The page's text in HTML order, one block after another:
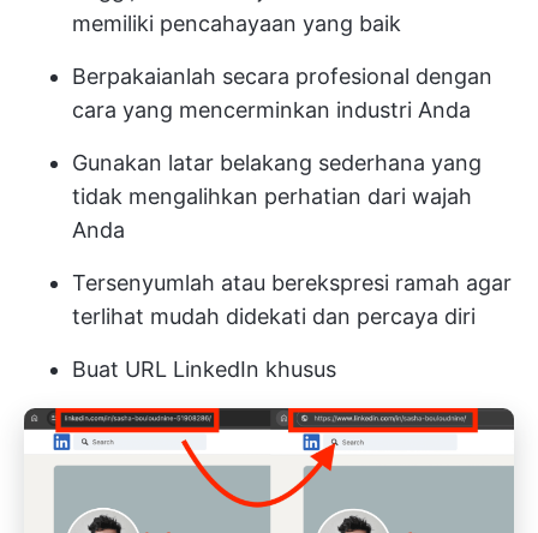
memiliki pencahayaan yang baik
Berpakaianlah secara profesional dengan
cara yang mencerminkan industri Anda
Gunakan latar belakang sederhana yang
tidak mengalihkan perhatian dari wajah
Anda
Tersenyumlah atau berekspresi ramah agar
terlihat mudah didekati dan percaya diri
Buat URL LinkedIn khusus